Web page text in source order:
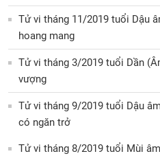
Tử vi tháng 11/2019 tuổi Dậu
hoang mang
Tử vi tháng 3/2019 tuổi Dần
vượng
Tử vi tháng 9/2019 tuổi Dậu
có ngăn trở
Tử vi tháng 8/2019 tuổi Mùi